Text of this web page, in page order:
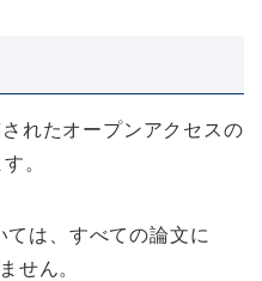
れたオープンアクセスの
。
は、すべての論文に
せん。